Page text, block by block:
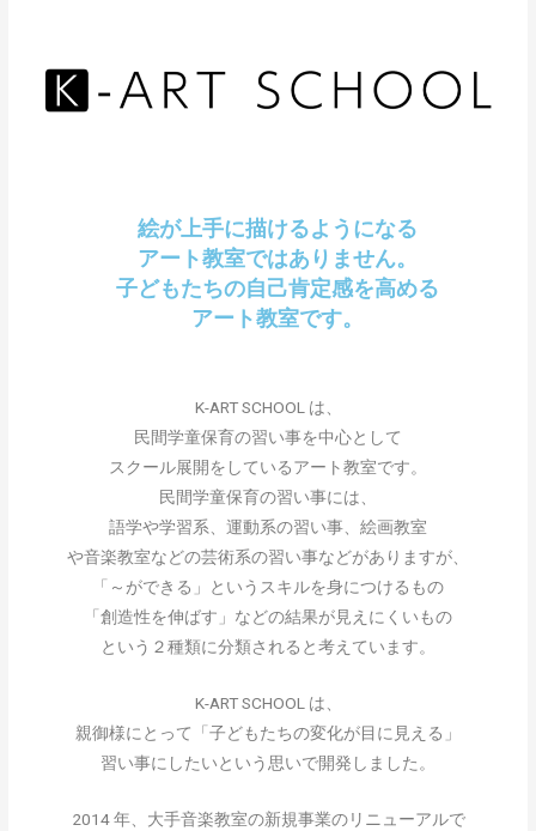
絵が上手に描けるようになる
アート教室ではありません。
子どもたちの自己肯定感を高める
アート教室です。
K-ART SCHOOL は、
民間学童保育の習い事を中心として
スクール展開をしているアート教室です。
民間学童保育の習い事には、
語学や学習系、運動系の習い事、絵画教室
や音楽教室などの芸術系の習い事などがありますが、
「～ができる」というスキルを身につけるもの
「創造性を伸ばす」などの結果が見えにくいもの
という２種類に分類されると考えています。
K-ART SCHOOL は、
親御様にとって「子どもたちの変化が目に見える」
習い事にしたいという思いで開発しました。
2014 年、大手音楽教室の新規事業のリニューアルで